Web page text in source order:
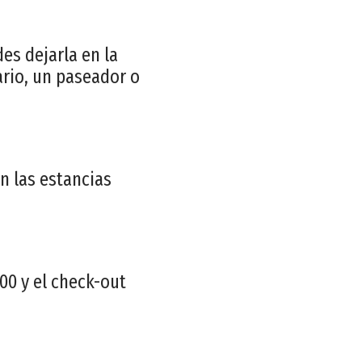
dejarla en la
un paseador o
las estancias
y el check-out